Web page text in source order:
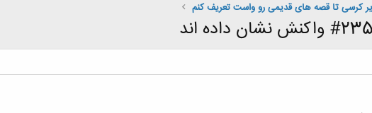
کرسی تا قصه های قدیمی رو واست تعریف کنم